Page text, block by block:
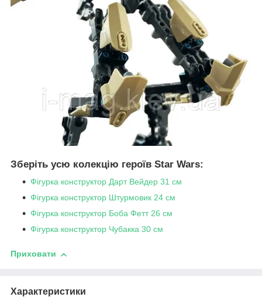
Зберіть усю колекцію героїв Star Wars:
Фігурка конструктор Дарт Вейдер 31 см
Фігурка конструктор Штурмовик 24 см
Фігурка конструктор Боба Фетт 26 см
Фігурка конструктор Чубакка 30 см
Приховати
Характеристики